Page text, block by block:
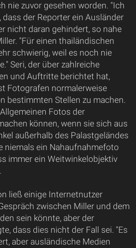
nie zuvor gesehen worden. "Ich
dass der Reporter ein Ausländer
nicht daran gehindert, so nahe
"Für einen thailändischen
schwierig, weil es noch nie
Seri, der über zahlreiche
und Auftritte berichtet hat,
Fotografen normalerweise
bestimmten Stellen zu machen.
Fotos der
können, wenn sie sich aus
außerhalb des Palastgeländes
niemals ein Nahaufnahmefoto
immer ein Weitwinkelobjektiv
ließ einige Internetnutzer
zwischen Miller und dem
sein könnte, aber der
dass dies nicht der Fall sei. "Es
aber ausländische Medien